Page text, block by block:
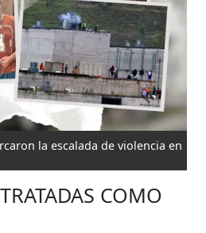
la escalada de violencia en
COMO